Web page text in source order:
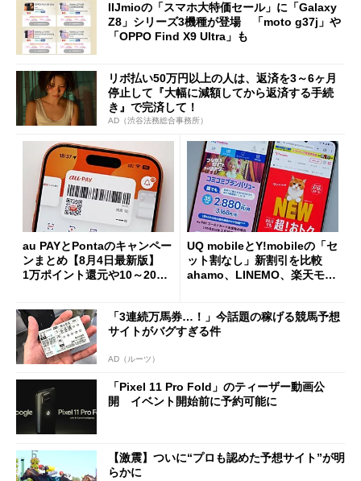
IIJmioの「スマホ大特価セール」に「Galaxy
Z8」シリーズ3機種が登場 「moto g37j」や
「OPPO Find X9 Ultra」も
リボ払い50万円以上の人は、返済を3～6ヶ月
停止して『大幅に減額してから返済する手続
き』で完済して！
AD（渋谷法務総合事務所）
au PAYとPontaのキャンペー
ンまとめ【8月4日最新版】
1万ポイント還元や10～20％
UQ mobileとY!mobileの「セ
ット割なし」新割引を比較
ahamo、LINEMO、楽天モバ
「3連続万馬券…！」今話題の稼げる競馬予想
サイトがバグすぎる件
AD（ルーツ）
「Pixel 11 Pro Fold」のティーザー動画公
開 イベント開始前に予約可能に
【激震】ついに“プロも認めた予想サイト”が明
らかに